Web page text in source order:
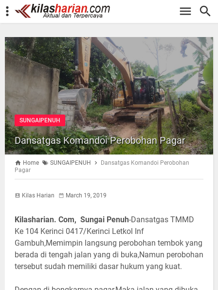
-->
SUNGAIPENUH
Dansatgas Komandoi Perobohan Pagar
Home SUNGAIPENUH
Dansatgas Komandoi Perobohan
Pagar
Kilas Harian March 19, 2019
Kilasharian. Com, Sungai Penuh-Dansatgas TMMD
Ke 104 Kerinci 0417/Kerinci Letkol Inf
Gambuh,Memimpin langsung perobohan tembok yang
berada di tengah jalan yang di buka,Namun perobohan
tersebut sudah memiliki dasar hukum yang kuat.